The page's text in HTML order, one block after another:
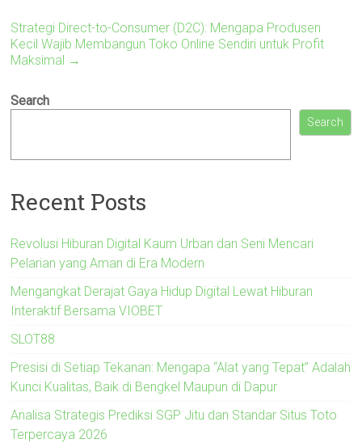
Strategi Direct-to-Consumer (D2C): Mengapa Produsen
Kecil Wajib Membangun Toko Online Sendiri untuk Profit
Maksimal →
Search
Search
Recent Posts
Revolusi Hiburan Digital Kaum Urban dan Seni Mencari
Pelarian yang Aman di Era Modern
Mengangkat Derajat Gaya Hidup Digital Lewat Hiburan
Interaktif Bersama VIOBET
SLOT88
Presisi di Setiap Tekanan: Mengapa “Alat yang Tepat” Adalah
Kunci Kualitas, Baik di Bengkel Maupun di Dapur
Analisa Strategis Prediksi SGP Jitu dan Standar Situs Toto
Terpercaya 2026